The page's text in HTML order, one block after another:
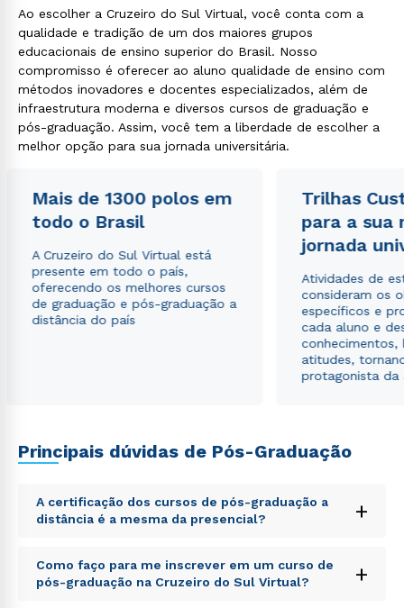
Ao escolher a Cruzeiro do Sul Virtual, você conta com a
qualidade e tradição de um dos maiores grupos
educacionais de ensino superior do Brasil. Nosso
compromisso é oferecer ao aluno qualidade de ensino com
métodos inovadores e docentes especializados, além de
infraestrutura moderna e diversos cursos de graduação e
pós-graduação. Assim, você tem a liberdade de escolher a
melhor opção para sua jornada universitária.
Mais de 1300 polos em
todo o Brasil
A Cruzeiro do Sul Virtual está
presente em todo o país,
oferecendo os melhores cursos
de graduação e pós-graduação a
distância do país
Trilhas
para a sua
jornada
Atividades de
consideram os
específicos e
cada aluno e
conhecimentos,
atitudes,
protagonista da
Principais dúvidas de Pós-Graduação
A certificação dos cursos de pós-graduação a
distância é a mesma da presencial?
+
Sed ut perspiciatis unde omnis iste natus error sit
voluptatem accusantium doloremque laudantium,
totam rem aperiam, eaque ipsa quae ab illo inventore
Como faço para me inscrever em um curso de
pós-graduação na Cruzeiro do Sul Virtual?
+
Rápido e fácil
ou